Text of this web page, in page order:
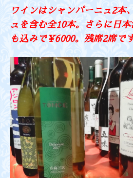
ワインはシャンパーニュ2本
ュを含む全10本。さらに日
も込みで¥6000。残席2席です